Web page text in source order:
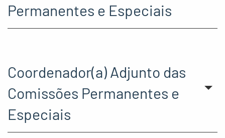
Permanentes e Especiais
Coordenador(a) Adjunto das
Comissões Permanentes e
Especiais